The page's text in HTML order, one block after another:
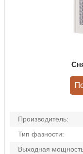
Производитель:
Тип фазности:
Выходная